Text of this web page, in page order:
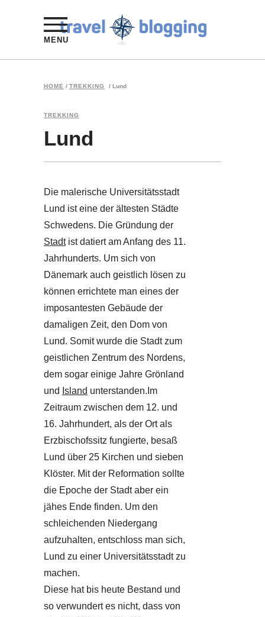
MENU
HOME / TREKKING / Lund
TREKKING
Lund
Die malerische Universitätsstadt
Lund ist eine der ältesten Städte
Schwedens. Die Gründung der
Stadtist datiert am Anfang des 11.
Jahrhunderts. Um sich von
Dänemark auch geistlich lösen zu
können errichtete man eines der
imposantesten Gebäude der
damaligen Zeit, den Dom von
Lund. Somit wurde die Stadt zum
geistlichen Zentrum des Nordens,
dem sogar einige Jahre Grönland
und Island unterstanden.Im
Zeitraum zwischen dem 12. und
16. Jahrhundert, als der Ort als
Erzbischofssitz fungierte, besaß
Lund über 25 Kirchen und sieben
Klöster. Mit der Reformation sollte
die Epoche der Stadt aber ein
jähes Ende finden. Um den
schleichenden Niedergang
aufzuhalten, entschloss man sich,
Lund zu einer Universitätsstadt zu
machen.
Diese hat bis heute Bestand und
so verwundert es nicht, dass von